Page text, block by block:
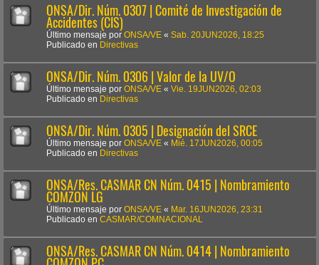
ONSA/Dir. Núm. 0307 | Comité de Investigación de
Accidentes (CIS)
Último mensaje por ONSA/VE « Sab. 20JUN2026, 18:25
Publicado en Directivas
ONSA/Dir. Núm. 0306 | Valor de la UV/O
Último mensaje por ONSA/VE « Vie. 19JUN2026, 02:03
Publicado en Directivas
ONSA/Dir. Núm. 0305 | Designación del SRCE
Último mensaje por ONSA/VE « Mié. 17JUN2026, 00:05
Publicado en Directivas
ONSA/Res. CASMAR CN Núm. 0415 | Nombramiento
COMZON LG
Último mensaje por ONSA/VE « Mar. 16JUN2026, 23:31
Publicado en CASMAR/COMNACIONAL
ONSA/Res. CASMAR CN Núm. 0414 | Nombramiento